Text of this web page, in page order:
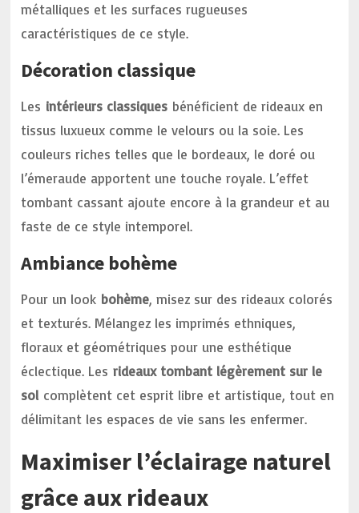
métalliques et les surfaces rugueuses
caractéristiques de ce style.
Décoration classique
Les intérieurs classiques bénéficient de rideaux en
tissus luxueux comme le velours ou la soie. Les
couleurs riches telles que le bordeaux, le doré ou
l’émeraude apportent une touche royale. L’effet
tombant cassant ajoute encore à la grandeur et au
faste de ce style intemporel.
Ambiance bohème
Pour un look bohème, misez sur des rideaux colorés
et texturés. Mélangez les imprimés ethniques,
floraux et géométriques pour une esthétique
éclectique. Lesrideaux tombant légèrement sur le
sol complètent cet esprit libre et artistique, tout en
délimitant les espaces de vie sans les enfermer.
Maximiser l’éclairage naturel
grâce aux rideaux